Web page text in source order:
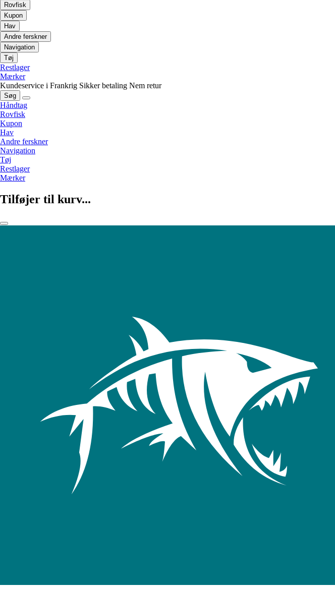
Rovfisk
Kupon
Hav
Andre ferskner
Navigation
Tøj
Restlager
Mærker
Kundeservice i Frankrig Sikker betaling Nem retur
Søg
Håndtag
Rovfisk
Kupon
Hav
Andre ferskner
Navigation
Tøj
Restlager
Mærker
Tilføjer til kurv...